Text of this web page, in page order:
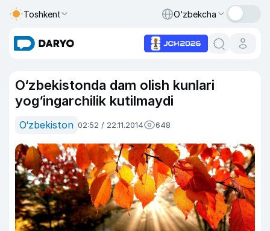
Toshkent O‘zbekcha
O‘zbekistonda dam olish kunlari
yog‘ingarchilik kutilmaydi
O‘zbekiston 02:52 / 22.11.2014 648